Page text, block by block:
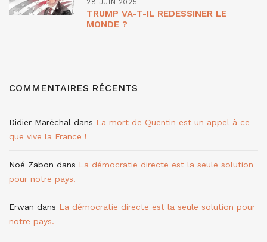
TRUMP VA-T-IL REDESSINER LE
MONDE ?
COMMENTAIRES RÉCENTS
Didier Maréchal dans La mort de Quentin est un appel à ce
que vive la France !
Noé Zabon dans La démocratie directe est la seule solution
pour notre pays.
Erwan dans La démocratie directe est la seule solution pour
notre pays.